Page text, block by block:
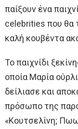
παίξουν ένα
celebrities που θα
καλή κουβέντα
Το παιχνίδι
οποία Μαρία
δείλιασε και
πρόσωπο της
«Κουτσελίνη;